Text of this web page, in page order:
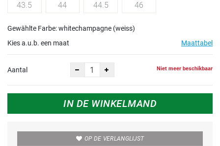
43.5 44 44.5 46
Gewählte Farbe: whitechampagne (weiss)
Kies a.u.b. een maat
Maattabel
Aantal Niet meer beschikbaar
IN DE WINKELMAND
OP DE VERLANGLIJST